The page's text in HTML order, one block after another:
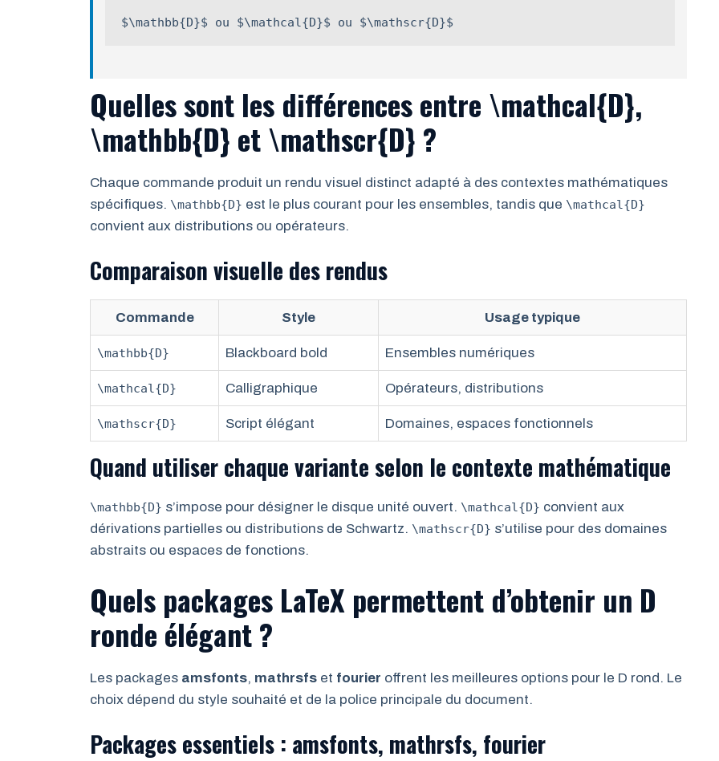
$\mathbb{D}$ ou $\mathcal{D}$ ou $\mathscr{D}$
Quelles sont les différences entre \mathcal{D},
\mathbb{D} et \mathscr{D} ?
Chaque commande produit un rendu visuel distinct adapté à des contextes mathématiques
spécifiques. \mathbb{D} est le plus courant pour les ensembles, tandis que \mathcal{D}
convient aux distributions ou opérateurs.
Comparaison visuelle des rendus
Commande Style Usage typique
\mathbb{D} Blackboard bold Ensembles numériques
\mathcal{D} Calligraphique Opérateurs, distributions
\mathscr{D} Script élégant Domaines, espaces fonctionnels
Quand utiliser chaque variante selon le contexte mathématique
\mathbb{D} s’impose pour désigner le disque unité ouvert. \mathcal{D} convient aux
dérivations partielles ou distributions de Schwartz. \mathscr{D} s’utilise pour des domaines
abstraits ou espaces de fonctions.
Quels packages LaTeX permettent d’obtenir un D
ronde élégant ?
Les packages amsfonts, mathrsfs et fourier offrent les meilleures options pour le D rond. Le
choix dépend du style souhaité et de la police principale du document.
Packages essentiels : amsfonts, mathrsfs, fourier